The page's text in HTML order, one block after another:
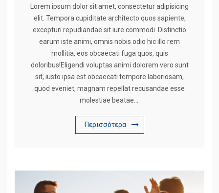
Lorem ipsum dolor sit amet, consectetur adipisicing
elit. Tempora cupiditate architecto quos sapiente,
excepturi repudiandae sit iure commodi. Distinctio
earum iste animi, omnis nobis odio hic illo rem
mollitia, eos obcaecati fuga quos, quis
doloribus!Eligendi voluptas animi dolorem vero sunt
sit, iusto ipsa est obcaecati tempore laboriosam,
quod eveniet, magnam repellat recusandae esse
molestiae beatae….
Περισσότερα